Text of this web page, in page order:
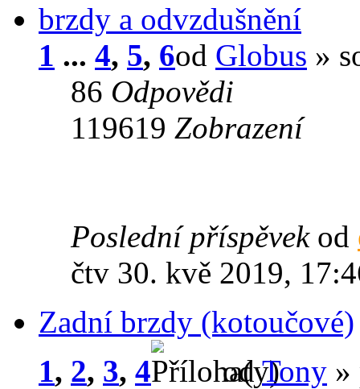
brzdy a odvzdušnění
1 ... 4, 5, 6od Globus »
86 Odpovědi
119619 Zobrazení
Poslední příspěvek od
čtv 30. kvě 2019,
Zadní brzdy (kotoučové)
1, 2, 3, 4 odTony »